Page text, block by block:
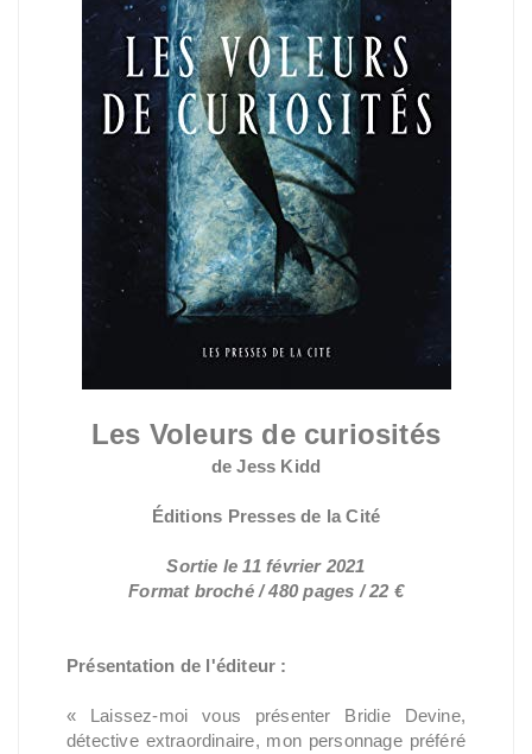
Les Voleurs de curiosités
de Jess Kidd
Éditions Presses de la Cité
Sortie le 11 février 2021
Format broché / 480 pages / 22 €
Présentation de l'éditeur :
« Laissez-moi vous présenter Bridie Devine,
détective extraordinaire, mon personnage préféré